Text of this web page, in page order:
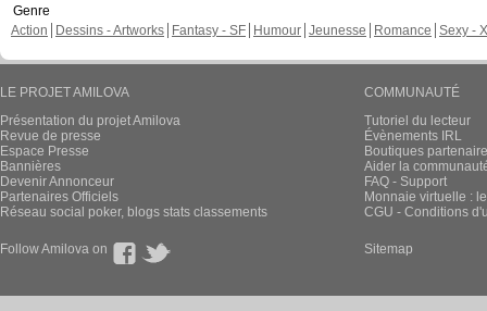
Genre
Action
Dessins - Artworks Fantasy - SF Humour Jeunesse Romance Sexy -
LE PROJET AMILOVA
Présentation du projet Amilova
Revue de presse
Espace Presse
Bannières
Devenir Annonceur
Partenaires Officiels
Réseau social poker, blogs stats classements
COMMUNAUTÉ
Tutoriel du lecteur
Évènements IRL
Boutiques
Aider la
FAQ - Support
Monnaie virtuelle :
CGU - Conditions
Follow Amilova on Sitemap